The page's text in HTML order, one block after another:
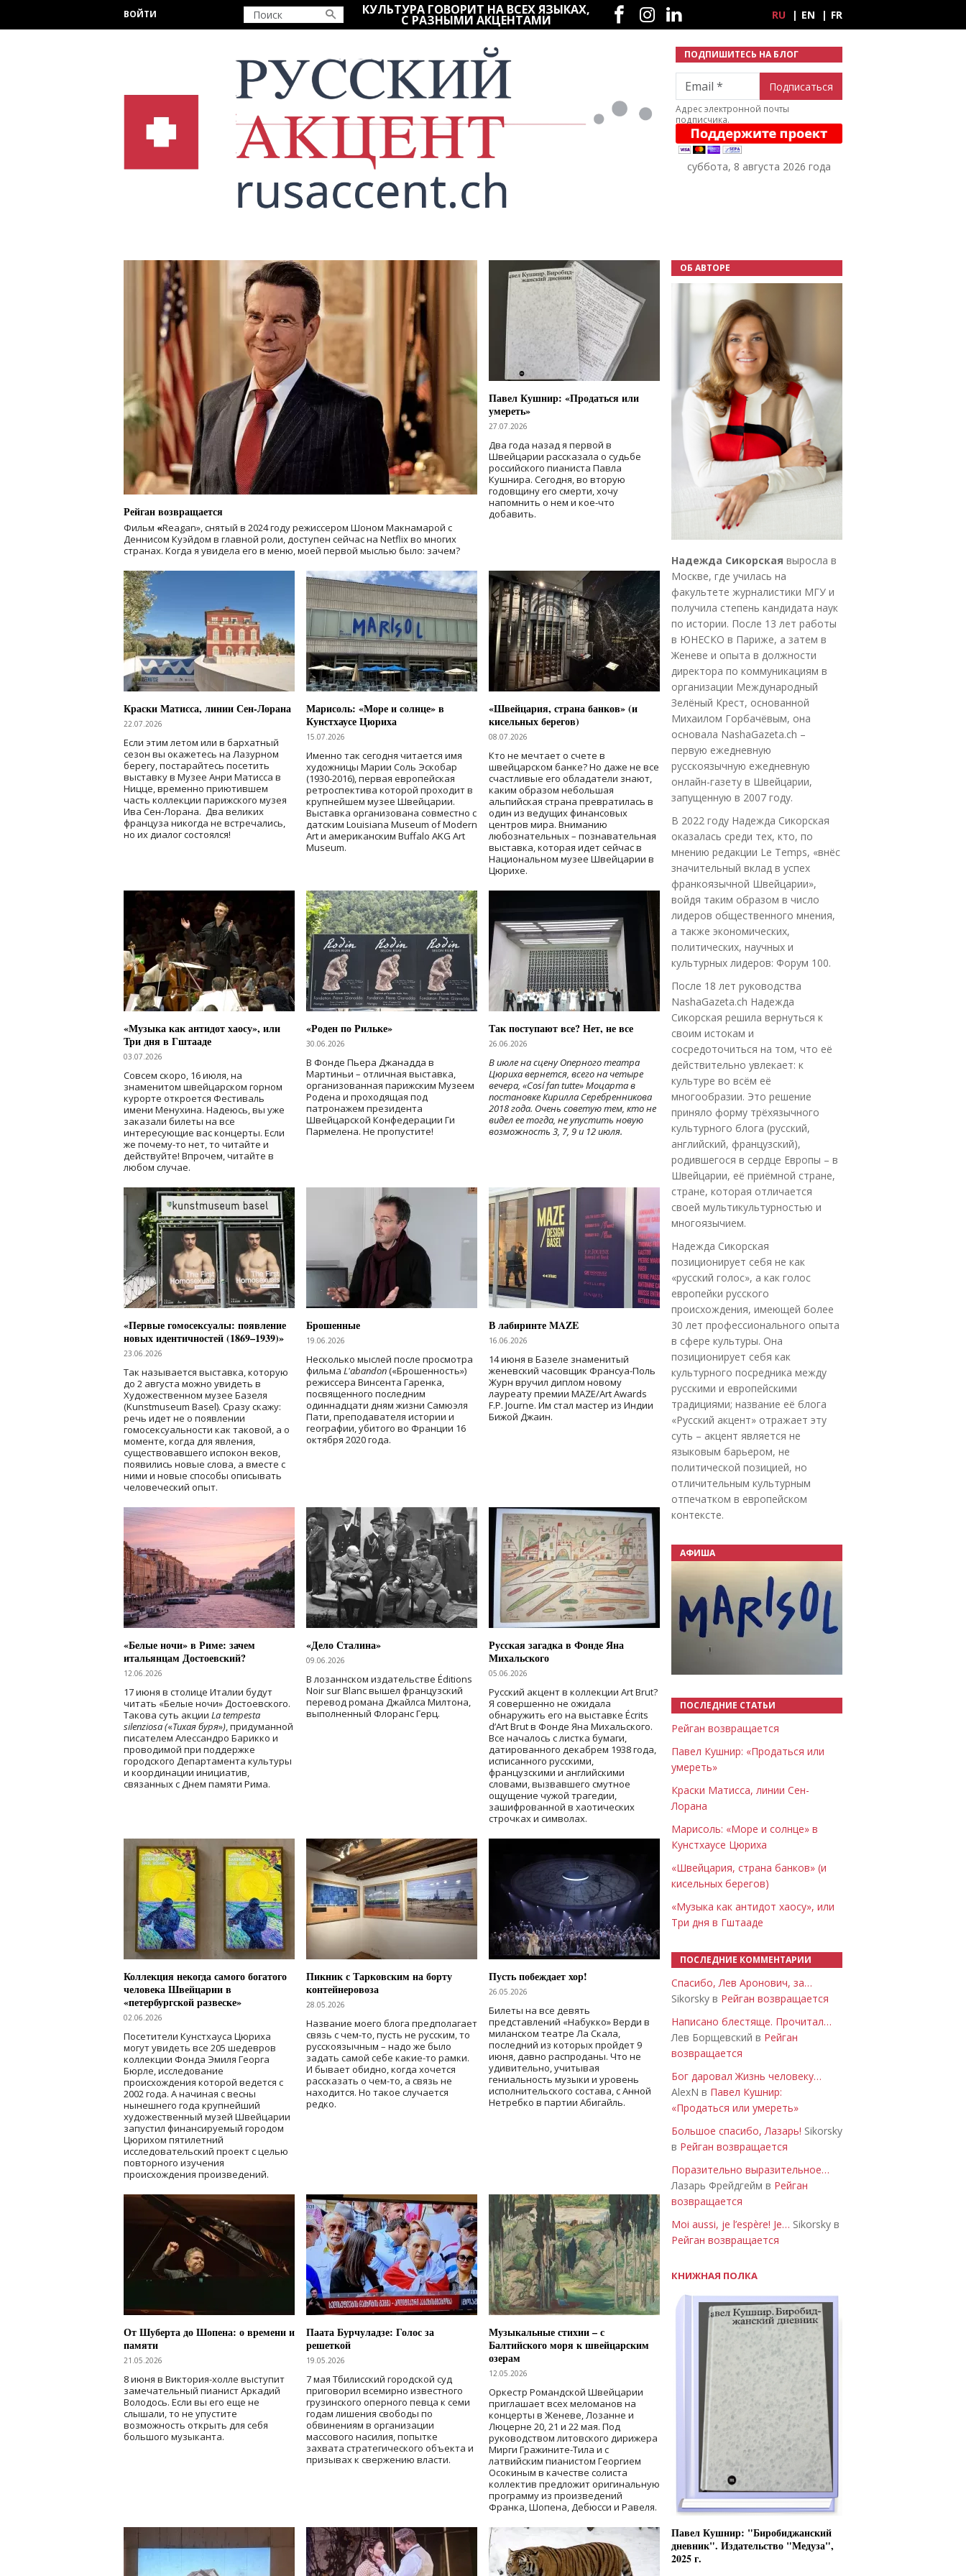
ВОЙТИ КУЛЬТУРА ГОВОРИТ НА ВСЕХ ЯЗЫКАХ,
С РАЗНЫМИ АКЦЕНТАМИ
Социальные сети
RU EN FR
ПОДПИШИТЕСЬ НА БЛОГ
Email
Адрес электронной почты
подписчика.
суббота, 8 августа 2026 года
Рейган возвращается
Фильм «Reagan», снятый в 2024 годурежиссером Шоном Макнамарой с
Деннисом Куэйдом в главной роли, доступен сейчас на Netflix во многих
странах. Когда я увидела его в меню, моей первой мыслью было: зачем?
Павел Кушнир: «Продаться или
умереть»
27.07.2026
Два года назад я первой в
Швейцарии рассказала о судьбе
российского пианиста Павла
Кушнира. Сегодня, во вторую
годовщину его смерти, хочу
напомнить о нем и кое-что
добавить.
Краски Матисса, линии Сен-Лорана
22.07.2026
Если этим летом или в бархатный
сезон вы окажетесь на Лазурном
берегу, постарайтесь посетить
выставку в Музее Анри Матисса в
Ницце, временно приютившем
часть коллекции парижского музея
Ива Сен-Лорана. Два великих
француза никогда не встречались,
но их диалог состоялся!
Марисоль: «Море и солнце» в
Кунстхаусе Цюриха
15.07.2026
Именно так сегодня читается имя
художницы Марии Соль Эскобар
(1930-2016), первая европейская
ретроспектива которой проходит в
крупнейшем музее Швейцарии.
Выставка организована совместно с
датским Louisiana Museum of Modern
Art и американским Buffalo AKG Art
Museum.
«Швейцария, страна банков» (и
кисельных берегов)
08.07.2026
Кто не мечтает о счете в
швейцарском банке? Но даже не все
счастливые его обладатели знают,
каким образом небольшая
альпийская страна превратилась в
один из ведущих финансовых
центров мира. Вниманию
любознательных – познавательная
выставка, которая идет сейчас в
Национальном музее Швейцарии в
Цюрихе.
«Музыка как антидот хаосу», или
Три дня в Гштааде
03.07.2026
Совсем скоро, 16 июля, на
знаменитом швейцарском горном
курорте откроется Фестиваль
имени Менухина. Надеюсь, вы уже
заказали билеты на все
интересующие вас концерты. Если
же почему-то нет, то читайте и
действуйте! Впрочем, читайте в
любом случае.
«Роден по Рильке»
30.06.2026
В Фонде Пьера Джанадда в
Мартиньи – отличная выставка,
организованная парижским Музеем
Родена и проходящая под
патронажем президента
Швейцарской Конфедерации Ги
Пармелена. Не пропустите!
Так поступают все? Нет, не все
26.06.2026
В июле на сцену Оперного театра
Цюриха вернется, всего на четыре
вечера, «Cosí fan tutte» Моцарта в
постановке Кирилла Серебренникова
2018 года. Очень советую тем, кто не
видел ее тогда, не упустить новую
возможность 3, 7, 9 и 12 июля.
«Первые гомосексуалы: появление
новых идентичностей (1869–1939)»
23.06.2026
Так называется выставка, которую
до 2 августа можно увидеть в
Художественном музее Базеля
(Kunstmuseum Basel). Сразу скажу:
речь идет не о появлении
гомосексуальности как таковой, а о
моменте, когда для явления,
существовавшего испокон веков,
появились новые слова, а вместе с
ними и новые способы описывать
человеческий опыт.
Брошенные
19.06.2026
Несколько мыслей после просмотра
фильма L'abandon(«Брошенность»)
режиссера Винсента Гаренка,
посвященного последним
одиннадцати дням жизни Самюэля
Пати, преподавателя истории и
географии, убитого во Франции 16
октября 2020 года.
В лабиринте MAZE
16.06.2026
14 июня в Базеле знаменитый
женевский часовщик Франсуа-Поль
Журн вручил диплом новому
лауреату премии MAZE/Art Awards
F.P. Journe. Им стал мастер из Индии
Бижой Джаин.
«Белые ночи» в Риме: зачем
итальянцам Достоевский?
12.06.2026
17 июня в столице Италии будут
читать «Белые ночи» Достоевского.
Такова суть акции La tempesta
silenziosa («Тихая буря»), придуманной
писателем Алессандро Барикко и
проводимой при поддержке
городского Департамента культуры
и координации инициатив,
связанных с Днем памяти Рима.
«Дело Сталина»
09.06.2026
В лозаннском издательстве Éditions
Noir sur Blanc вышел французский
перевод романа Джайлса Милтона,
выполненный Флоранс Герц.
Русская загадка в Фонде Яна
Михальского
05.06.2026
Русский акцент в коллекции Art Brut?
Я совершенно не ожидала
обнаружить его на выставке Écrits
d’Art Brut в Фонде Яна Михальского.
Все началось с листка бумаги,
датированного декабрем 1938 года,
исписанного русскими,
французскими и английскими
словами, вызвавшего смутное
ощущение чужой трагедии,
зашифрованной в хаотических
строчках и символах.
Коллекция некогда самого богатого
человека Швейцарии в
«петербургской развеске»
02.06.2026
Посетители Кунстхауса Цюриха
могут увидеть все 205 шедевров
коллекции Фонда Эмиля Георга
Бюрле, исследование
происхождения которой ведется с
2002 года. А начиная с весны
нынешнего года крупнейший
художественный музей Швейцарии
запустил финансируемый городом
Цюрихом пятилетний
исследовательский проект с целью
повторного изучения
происхождения произведений.
Пикник с Тарковским на борту
контейнеровоза
28.05.2026
Название моего блога предполагает
связь с чем-то, пусть не русским, то
русскоязычным – надо же было
задать самой себе какие-то рамки.
И бывает обидно, когда хочется
рассказать о чем-то, а связь не
находится. Но такое случается
редко.
Пусть побеждает хор!
26.05.2026
Билеты на все девять
представлений «Набукко» Верди в
миланском театре Ла Скала,
последний из которых пройдет 9
июня, давно распроданы. Что не
удивительно, учитывая
гениальность музыки и уровень
исполнительского состава, с Анной
Нетребко в партии Абигайль.
От Шуберта до Шопена: о времени и
памяти
21.05.2026
8 июня в Виктория-холле выступит
замечательный пианист Аркадий
Володось. Если вы его еще не
слышали, то не упустите
возможность открыть для себя
большого музыканта.
Паата Бурчуладзе: Голос за
решеткой
19.05.2026
7 мая Тбилисский городской суд
приговорил всемирно известного
грузинского оперного певца к семи
годам лишения свободы по
обвинениям в организации
массового насилия, попытке
захвата стратегического объекта и
призывах к свержению власти.
Музыкальные стихии – с
Балтийского моря к швейцарским
озерам
12.05.2026
Оркестр Романдской Швейцарии
приглашает всех меломанов на
концерты в Женеве, Лозанне и
Люцерне 20, 21 и 22 мая. Под
руководством литовского дирижера
Мирги Гражините-Тила и с
латвийским пианистом Георгием
Осокиным в качестве солиста
коллектив предложит оригинальную
программу из произведений
Франка, Шопена, Дебюсси и Равеля.
ОБ АВТОРЕ
Надежда Сикорская выросла в
Москве, где училась на
факультете журналистики МГУ и
получила степень кандидата наук
по истории. После 13 лет работы
в ЮНЕСКО в Париже, а затем в
Женеве и опыта в должности
директора по коммуникациям в
организации Международный
Зелёный Крест, основанной
Михаилом Горбачёвым, она
основала NashaGazeta.ch –
первую ежедневную
русскоязычную ежедневную
онлайн-газету в Швейцарии,
запущенную в 2007 году.
В 2022 году Надежда Сикорская
оказалась среди тех, кто, по
мнению редакции Le Temps, «внёс
значительный вклад в успех
франкоязычной Швейцарии»,
войдя таким образом в число
лидеров общественного мнения,
а также экономических,
политических, научных и
культурных лидеров: Форум 100.
После 18 лет руководства
NashaGazeta.ch Надежда
Сикорская решила вернуться к
своим истокам и
сосредоточиться на том, что её
действительно увлекает: к
культуре во всём её
многообразии. Это решение
приняло форму трёхязычного
культурного блога (русский,
английский, французский),
родившегося в сердце Европы – в
Швейцарии, её приёмной стране,
стране, которая отличается
своей мультикультурностью и
многоязычием.
Надежда Сикорская
позиционирует себя не как
«русский голос», а как голос
европейки русского
происхождения, имеющей более
30 лет профессионального опыта
в сфере культуры. Она
позиционирует себя как
культурного посредника между
русскими и европейскими
традициями; название её блога
«Русский акцент» отражает эту
суть – акцент является не
языковым барьером, не
политической позицией, но
отличительным культурным
отпечатком в европейском
контексте.
АФИША
ПОСЛЕДНИЕ СТАТЬИ
Рейган возвращается
Павел Кушнир: «Продаться или
умереть»
Краски Матисса, линии Сен-
Лорана
Марисоль: «Море и солнце» в
Кунстхаусе Цюриха
«Швейцария, страна банков» (и
кисельных берегов)
«Музыка как антидот хаосу», или
Три дня в Гштааде
ПОСЛЕДНИЕ КОММЕНТАРИИ
Спасибо, Лев Аронович, за…
Sikorsky в Рейган возвращается
Написано блестяще. Прочитал…
Лев Борщевский в Рейган
возвращается
Бог даровал Жизнь человеку…
AlexN в Павел Кушнир:
«Продаться или умереть»
Большое спасибо, Лазарь! Sikorsky
в Рейган возвращается
Поразительно выразительное…
Лазарь Фрейдгейм в Рейган
возвращается
Moi aussi, je l’espère! Je… Sikorsky в
Рейган возвращается
КНИЖНАЯ ПОЛКА
Павел Кушнир: "Биробиджанский
дневник". Издательство "Медуза",
2025 г.